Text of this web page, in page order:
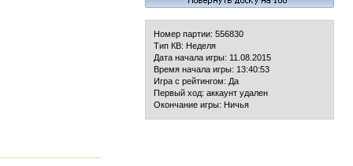
Номер партии: 556830
Тип КВ: Неделя
Дата начала игры: 11.08.2015
Время начала игры: 13:40:53
Игра с рейтингом: Да
Первый ход: аккаунт удален
Окончание игры: Ничья